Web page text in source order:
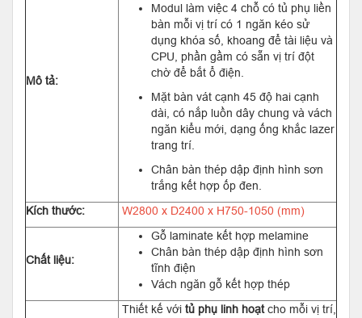
Mô tả:
Modul làm việc 4 chỗ có tủ phụ liền
bàn mỗi vị trí có 1 ngăn kéo sử
dụng khóa số, khoang để tài liệu và
CPU, phần gầm có sẵn vị trí đột
chờ để bắt ổ điện.
Mặt bàn vát cạnh 45 độ hai cạnh
dài, có nắp luồn dây chung và vách
ngăn kiểu mới, dạng ống khắc lazer
trang trí.
Chân bàn thép dập định hình sơn
trắng kết hợp ốp đen.
Kích thước:
W2800 x D2400 x H750-1050 (mm)
Chất liệu:
Gỗ laminate kết hợp melamine
Chân bàn thép dập định hình sơn
tĩnh điện
Vách ngăn gỗ kết hợp thép
Thiết kế với tủ phụ linh hoạtcho mỗi vị trí,